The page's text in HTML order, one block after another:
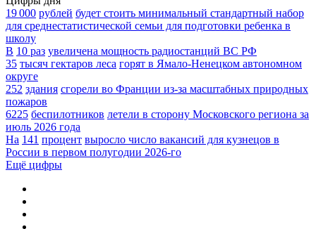
19 000 рублей будет стоить минимальный стандартный набор
для среднестатистической семьи для подготовки ребенка в
школу
В 10 раз увеличена мощность радиостанций ВС РФ
35 тысяч гектаров леса горят в Ямало-Ненецком автономном
округе
252 здания сгорели во Франции из-за масштабных природных
пожаров
6225 беспилотников летели в сторону Московского региона за
июль 2026 года
На 141 процент выросло число вакансий для кузнецов в
России в первом полугодии 2026-го
Ещё цифры